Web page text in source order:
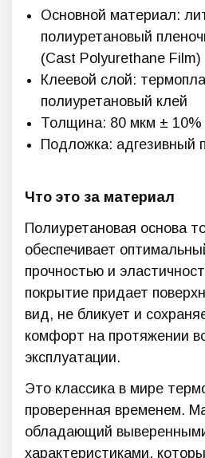
Основной материал:
полиуретановый
(Cast Polyurethane Film)
Клеевой слой:
полиуретановый клей
Толщина: 80 мкм ± 10%
Подложка: адгезивный
Что это за материал
Полиуретановая основа
обеспечивает
прочностью и
покрытие придает
вид, не бликует и
комфорт на протяжении
эксплуатации.
Это классика в мире
проверенная временем.
обладающий
характеристиками,